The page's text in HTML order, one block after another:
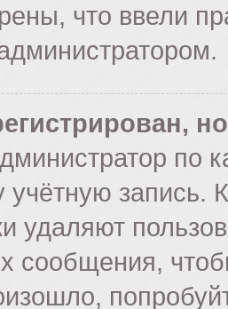
что ввели
по
запись.
удаляют
сообщения,